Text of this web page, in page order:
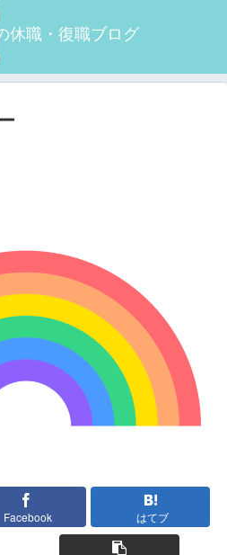
休職・復職ブログ
Facebook はてブ